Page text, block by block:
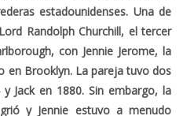
estadounidenses. Una de
Randolph Churchill, el tercer
con Jennie Jerome, la
en Brooklyn. La pareja tuvo dos
Jack en 1880. Sin embargo, la
y Jennie estuvo a menudo